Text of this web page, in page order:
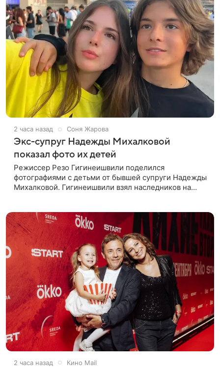
2 часа назад Соня Жарова
Экс-супруг Надежды Михалковой
показал фото их детей
Режиссер Резо Гигинеишвили поделился
фотографиями с детьми от бывшей супруги Надежды
Михалковой. Гигинеишвили взял наследников на
2 часа назад Кино Mail